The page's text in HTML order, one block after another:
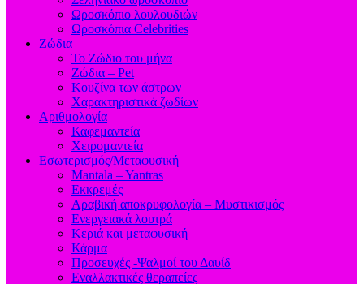
Ωροσκόπιο λουλουδιών
Ωροσκόπια Celebrities
Ζώδια
Το Ζώδιο του μήνα
Ζώδια – Pet
Κουζίνα των άστρων
Χαρακτηριστικά ζωδίων
Αριθμολογία
Καφεμαντεία
Χειρομαντεία
Εσωτερισμός/Μεταφυσική
Mantala – Yantras
Εκκρεμές
Αραβική αποκρυφολογία – Μυστικισμός
Ενεργειακά λουτρά
Κεριά και μεταφυσική
Κάρμα
Προσευχές -Ψαλμοί του Δαυίδ
Εναλλακτικές θεραπείες